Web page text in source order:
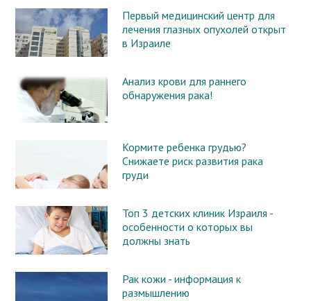
Первый медицинский центр для
лечения глазных опухолей открыт
в Израиле
Анализ крови для раннего
обнаружения рака!
Кормите ребенка грудью?
Снижаете риск развития рака
груди
Топ 3 детских клиник Израиля -
особенности о которых вы
должны знать
Рак кожи - информация к
размышлению